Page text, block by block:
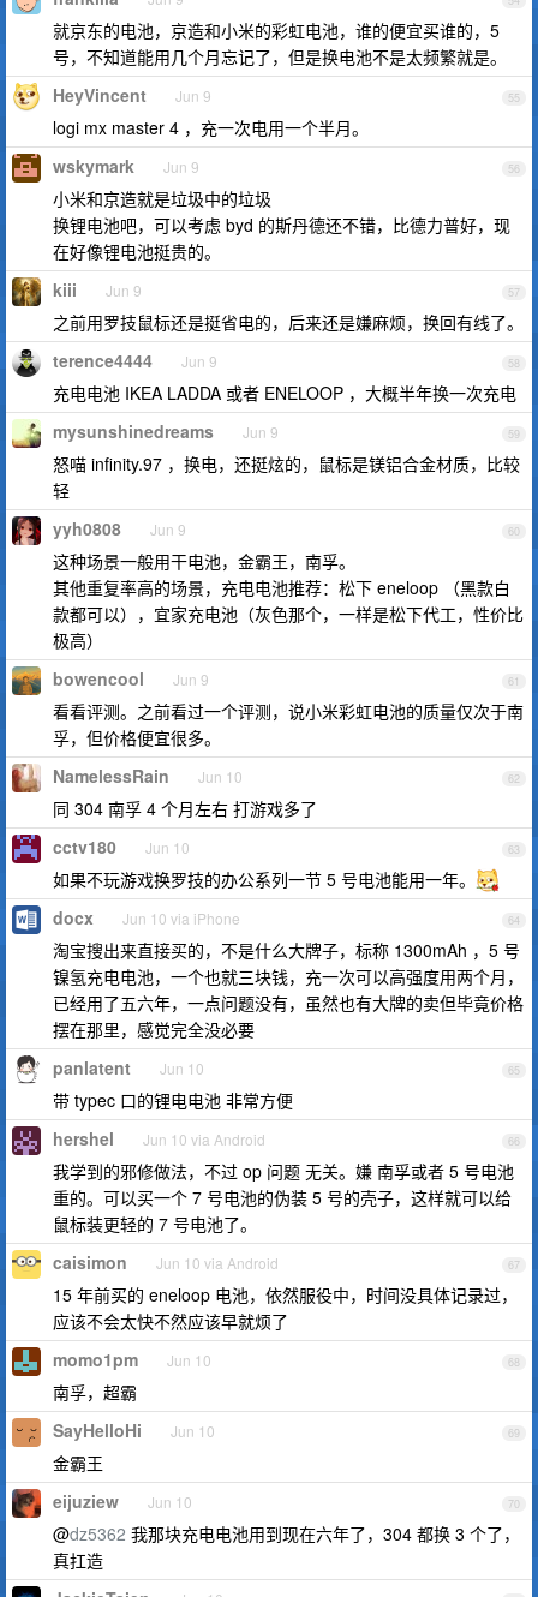
就京东的电池，京造和小米的彩虹电池，谁的便宜买谁的，5
号，不知道能用几个月忘记了，但是换电池不是太频繁就是。
55
HeyVincent Jun 9
logi mx master 4 ，充一次电用一个半月。
56
wskymark Jun 9
小米和京造就是垃圾中的垃圾
换锂电池吧，可以考虑 byd 的斯丹德还不错，比德力普好，现
在好像锂电池挺贵的。
57
kiii Jun 9
之前用罗技鼠标还是挺省电的，后来还是嫌麻烦，换回有线了。
58
terence4444 Jun 9
充电电池 IKEA LADDA 或者 ENELOOP ，大概半年换一次充电
59
mysunshinedreams Jun 9
怒喵 infinity.97 ，换电，还挺炫的，鼠标是镁铝合金材质，比较
轻
60
yyh0808 Jun 9
这种场景一般用干电池，金霸王，南孚。
其他重复率高的场景，充电电池推荐：松下 eneloop （黑款白
款都可以），宜家充电池（灰色那个，一样是松下代工，性价比
极高）
61
bowencool Jun 9
看看评测。之前看过一个评测，说小米彩虹电池的质量仅次于南
孚，但价格便宜很多。
62
NamelessRain Jun 10
同 304 南孚 4 个月左右 打游戏多了
63
cctv180 Jun 10
如果不玩游戏换罗技的办公系列一节 5 号电池能用一年。
64
docx Jun 10 via iPhone
淘宝搜出来直接买的，不是什么大牌子，标称 1300mAh ，5 号
镍氢充电电池，一个也就三块钱，充一次可以高强度用两个月，
已经用了五六年，一点问题没有，虽然也有大牌的卖但毕竟价格
摆在那里，感觉完全没必要
65
panlatent Jun 10
带 typec 口的锂电电池 非常方便
66
hershel Jun 10 via Android
我学到的邪修做法，不过 op 问题 无关。嫌 南孚或者 5 号电池
重的。可以买一个 7 号电池的伪装 5 号的壳子，这样就可以给
鼠标装更轻的 7 号电池了。
67
caisimon Jun 10 via Android
15 年前买的 eneloop 电池，依然服役中，时间没具体记录过，
应该不会太快不然应该早就烦了
68
momo1pm Jun 10
南孚，超霸
69
SayHelloHi Jun 10
金霸王
70
eijuziew Jun 10
@dz5362 我那块充电电池用到现在六年了，304 都换 3 个了，
真扛造